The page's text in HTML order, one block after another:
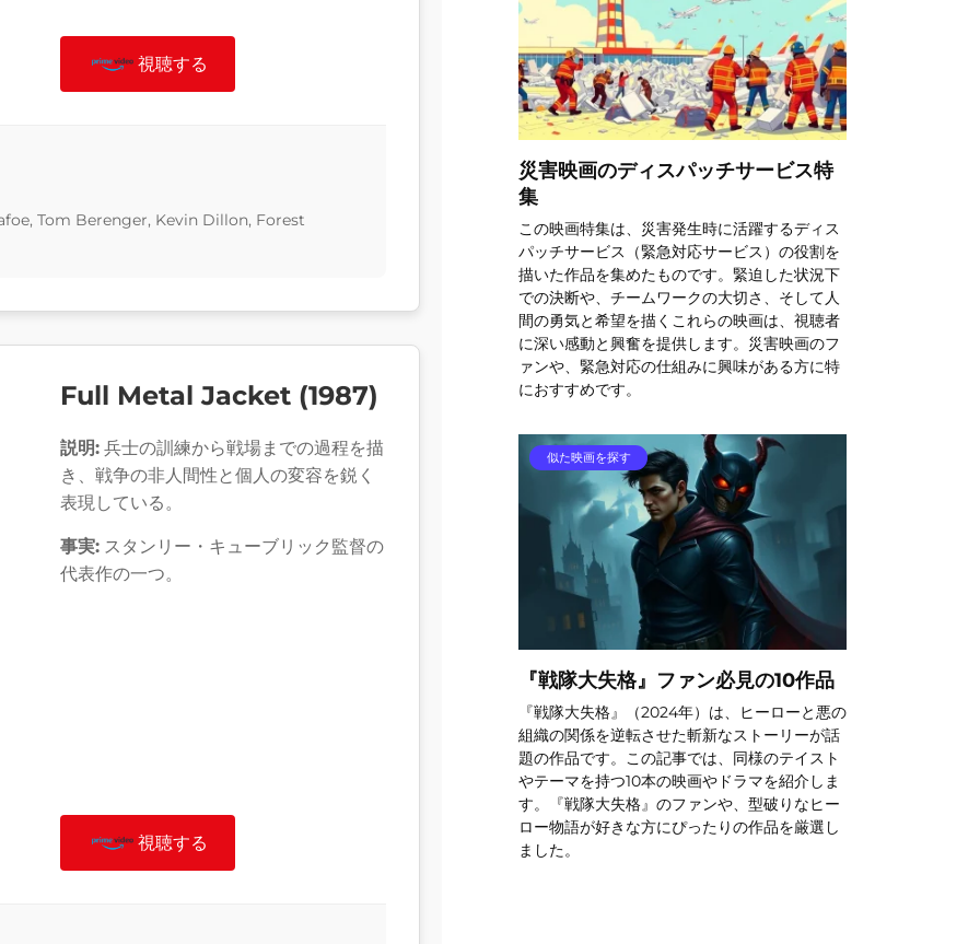
視聴する
Tom Berenger, Kevin Dillon, Forest
Full Metal Jacket (1987)
説明: 兵士の訓練から戦場までの過程を描
き、戦争の非人間性と個人の変容を鋭く
表現している。
事実: スタンリー・キューブリック監督の
代表作の一つ。
視聴する
災害映画のディスパッチサービス特
集
この映画特集は、災害発生時に活躍するディス
パッチサービス（緊急対応サービス）の役割を
描いた作品を集めたものです。緊迫した状況下
での決断や、チームワークの大切さ、そして人
間の勇気と希望を描くこれらの映画は、視聴者
に深い感動と興奮を提供します。災害映画のフ
ァンや、緊急対応の仕組みに興味がある方に特
におすすめです。
似た映画を探す
『戦隊大失格』ファン必見の10作品
『戦隊大失格』（2024年）は、ヒーローと悪の
組織の関係を逆転させた斬新なストーリーが話
題の作品です。この記事では、同様のテイスト
やテーマを持つ10本の映画やドラマを紹介しま
す。『戦隊大失格』のファンや、型破りなヒー
ロー物語が好きな方にぴったりの作品を厳選し
ました。